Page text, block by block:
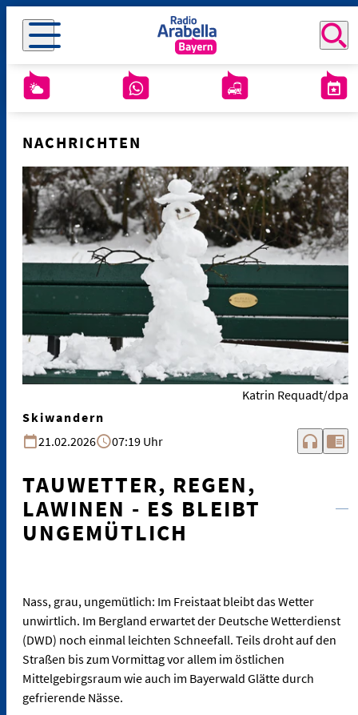
NACHRICHTEN
Katrin Requadt/dpa
Skiwandern
21.02.2026
07:19 Uhr headphones chrome_reader_mode
TAUWETTER, REGEN,
LAWINEN - ES BLEIBT
UNGEMÜTLICH
Nass, grau, ungemütlich: Im Freistaat bleibt das Wetter
unwirtlich. Im Bergland erwartet der Deutsche Wetterdienst
(DWD) noch einmal leichten Schneefall. Teils droht auf den
Straßen bis zum Vormittag vor allem im östlichen
Mittelgebirgsraum wie auch im Bayerwald Glätte durch
gefrierende Nässe.